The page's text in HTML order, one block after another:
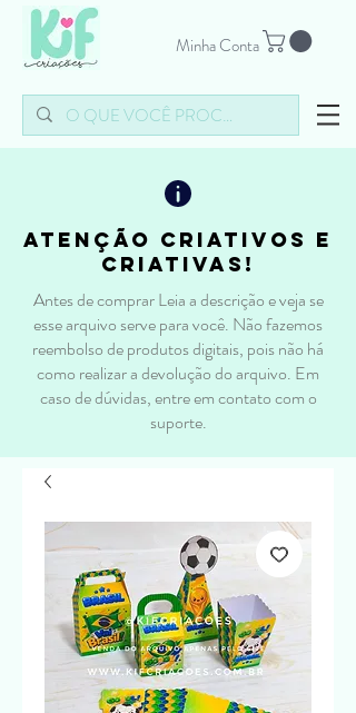
Minha Conta
atenção criativos e
criativas!
Antes de comprar Leia a descrição e veja se
esse arquivo serve para você. Não fazemos
reembolso de produtos digitais, pois não há
como realizar a devolução do arquivo. Em
caso de dúvidas, entre em contato com o
suporte.